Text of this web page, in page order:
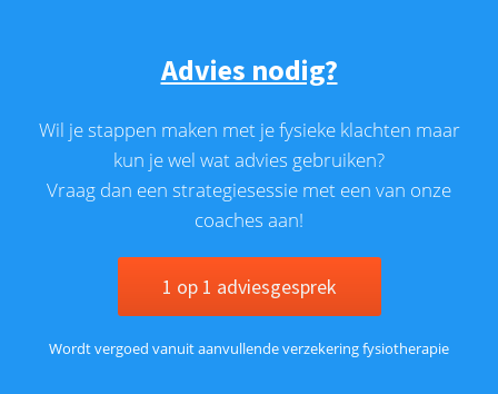
Advies nodig?
Wil je stappen maken met je fysieke klachten maar
kun je wel wat advies gebruiken?
Vraag dan een strategiesessie met een van onze
coaches aan!
1 op 1 adviesgesprek
Wordt vergoed vanuit aanvullende verzekering fysiotherapie